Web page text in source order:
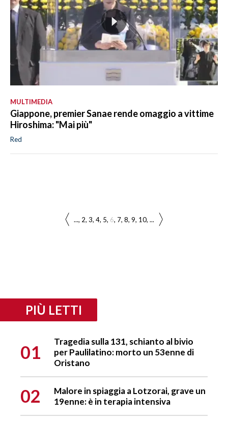
MULTIMEDIA
Giappone, premier Sanae rende omaggio a vittime
Hiroshima: "Mai più"
Red
... 2 3 4 5 6 7 8 9 10 ...
PIÙ LETTI
01
Tragedia sulla 131, schianto al bivio
per Paulilatino: morto un 53enne di
Oristano
02
Malore in spiaggia a Lotzorai, grave un
19enne: è in terapia intensiva